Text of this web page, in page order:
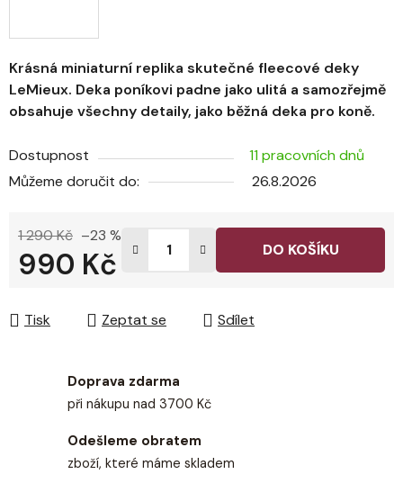
Krásná miniaturní replika skutečné fleecové deky
LeMieux. Deka poníkovi padne jako ulitá a samozřejmě
obsahuje všechny detaily, jako běžná deka pro koně.
Dostupnost
11 pracovních dnů
Můžeme doručit do:
26.8.2026
1 290 Kč –23 %
990 Kč DO KOŠÍKU
Tisk Zeptat se Sdílet
Doprava zdarma
při nákupu nad 3700 Kč
Odešleme obratem
zboží, které máme skladem